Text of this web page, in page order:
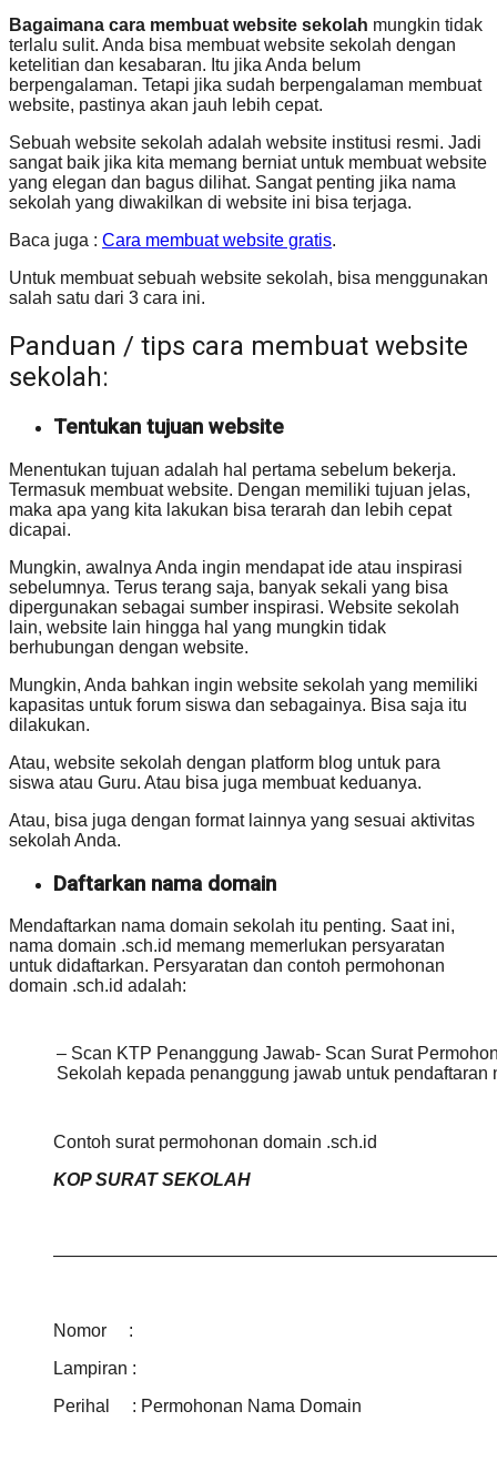
Bagaimana cara membuat website sekolah mungkin tidak
terlalu sulit. Anda bisa membuat website sekolah dengan
ketelitian dan kesabaran. Itu jika Anda belum
berpengalaman. Tetapi jika sudah berpengalaman membuat
website, pastinya akan jauh lebih cepat.
Sebuah website sekolah adalah website institusi resmi. Jadi
sangat baik jika kita memang berniat untuk membuat website
yang elegan dan bagus dilihat. Sangat penting jika nama
sekolah yang diwakilkan di website ini bisa terjaga.
Baca juga : Cara membuat website gratis.
Untuk membuat sebuah website sekolah, bisa menggunakan
salah satu dari 3 cara ini.
Panduan / tips cara membuat website
sekolah:
Tentukan tujuan website
Menentukan tujuan adalah hal pertama sebelum bekerja.
Termasuk membuat website. Dengan memiliki tujuan jelas,
maka apa yang kita lakukan bisa terarah dan lebih cepat
dicapai.
Mungkin, awalnya Anda ingin mendapat ide atau inspirasi
sebelumnya. Terus terang saja, banyak sekali yang bisa
dipergunakan sebagai sumber inspirasi. Website sekolah
lain, website lain hingga hal yang mungkin tidak
berhubungan dengan website.
Mungkin, Anda bahkan ingin website sekolah yang memiliki
kapasitas untuk forum siswa dan sebagainya. Bisa saja itu
dilakukan.
Atau, website sekolah dengan platform blog untuk para
siswa atau Guru. Atau bisa juga membuat keduanya.
Atau, bisa juga dengan format lainnya yang sesuai aktivitas
sekolah Anda.
Daftarkan nama domain
Mendaftarkan nama domain sekolah itu penting. Saat ini,
nama domain .sch.id memang memerlukan persyaratan
untuk didaftarkan. Persyaratan dan contoh permohonan
domain .sch.id adalah:
– Scan KTP Penanggung Jawab- Scan Surat
Sekolah kepada penanggung jawab untuk pendaftaran
Contoh surat permohonan domain .sch.id
KOP SURAT SEKOLAH
Nomor
:
Lampiran :
Perihal : Permohonan Nama Domain